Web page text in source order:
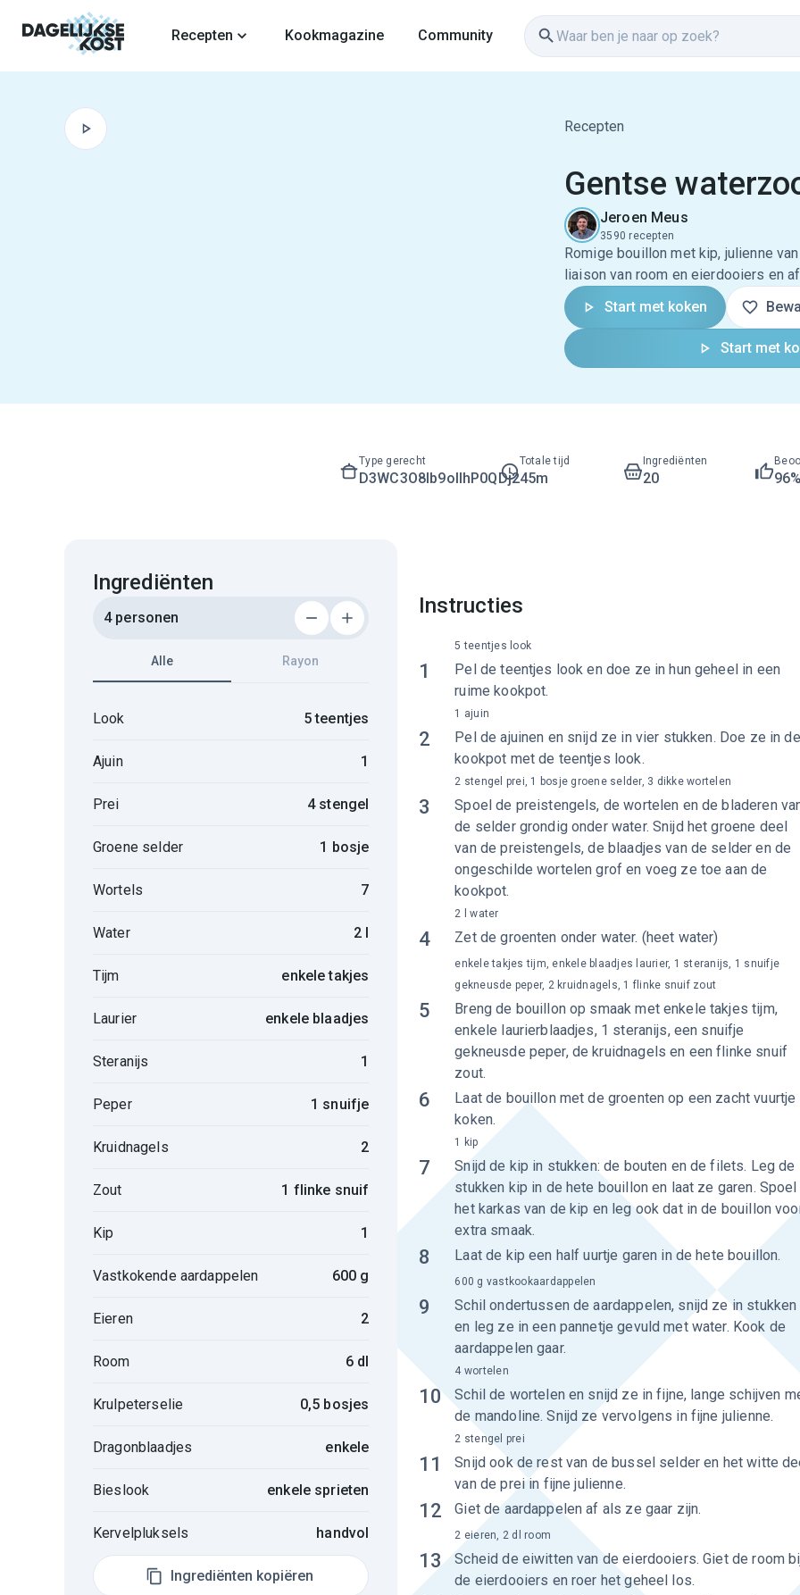
Recepten
Kookmagazine Community
Recepten
Gentse
Jeroen Meus
3590 recepten
Romige bouillon met kip, julienne
liaison van room en eierdooiers en
Start met koken
Start met
Type gerecht
D3WC3O8lb9ollhP0QDj2
Totale tijd
45m
Ingrediënten
20
Ingrediënten
4 personen
Alle Rayon
Look 5 teentjes
Ajuin 1
Prei 4 stengel
Groene selder 1 bosje
Wortels 7
Water 2 l
Tijm enkele takjes
Laurier enkele blaadjes
Steranijs 1
Peper 1 snuifje
Kruidnagels 2
Zout 1 flinke snuif
Kip 1
Vastkokende aardappelen 600 g
Eieren 2
Room 6 dl
Krulpeterselie 0,5 bosjes
Dragonblaadjes enkele
Bieslook enkele sprieten
Kervelpluksels handvol
Ingrediënten kopiëren
Instructies
1
Pel de teentjes look en doe ze in hun geheel in een
ruime kookpot.
5 teentjes look
2
Pel de ajuinen en snijd ze in vier stukken. Doe ze in de
kookpot met de teentjes look.
1 ajuin
3
Spoel de preistengels, de wortelen en de bladeren
de selder grondig onder water. Snijd het groene deel
van de preistengels, de blaadjes van de selder en de
ongeschilde wortelen grof en voeg ze toe aan de
kookpot.
2 stengel prei, 1 bosje groene selder, 3 dikke wortelen
4 ​​​​​​Zet de groenten onder water. (heet water)
2 l water
5
Breng de bouillon op smaak met enkele takjes tijm,
enkele laurierblaadjes, 1 steranijs, een snuifje
gekneusde peper, de kruidnagels en een flinke snuif
zout.
enkele takjes tijm, enkele blaadjes laurier, 1 steranijs, 1 snuifje
gekneusde peper, 2 kruidnagels, 1 flinke snuif zout
6
Laat de bouillon met de groenten op een zacht vuurtje
koken.
7
Snijd de kip in stukken: de bouten en de filets. Leg de
stukken kip in de hete bouillon en laat ze garen. Spoel
het karkas van de kip en leg ook dat in de bouillon
extra smaak.
1 kip
8 Laat de kip een half uurtje garen in de hete bouillon.
9
Schil ondertussen de aardappelen, snijd ze in stukken
en leg ze in een pannetje gevuld met water. Kook de
aardappelen gaar.
600 g vastkookaardappelen
10
Schil de wortelen en snijd ze in fijne, lange schijven
de mandoline. Snijd ze vervolgens in fijne julienne.
4 wortelen
11
Snijd ook de rest van de bussel selder en het witte
van de prei in fijne julienne.
2 stengel prei
12 Giet de aardappelen af als ze gaar zijn.
13
Scheid de eiwitten van de eierdooiers. Giet de room
de eierdooiers en roer het geheel los.
2 eieren, 2 dl room